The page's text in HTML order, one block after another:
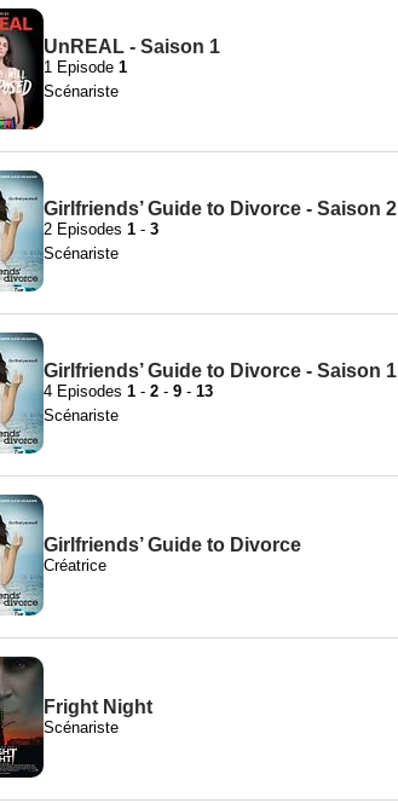
UnREAL - Saison 1
1 Episode 1
Scénariste
Girlfriends’ Guide to Divorce - Saison 2
2 Episodes 1 - 3
Scénariste
Girlfriends’ Guide to Divorce - Saison 1
4 Episodes 1 - 2 - 9 - 13
Scénariste
Girlfriends’ Guide to Divorce
Créatrice
Fright Night
Scénariste